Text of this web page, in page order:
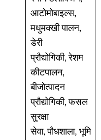
आटोमोबाइल्स,
मधुमक्खी पालन,
डेरी
प्रौद्योगिकी, रेशम
कीटपालन,
बीजोत्पादन
प्रौद्योगिकी, फसल
सुरक्षा
सेवा, पौधशाला, भूमि